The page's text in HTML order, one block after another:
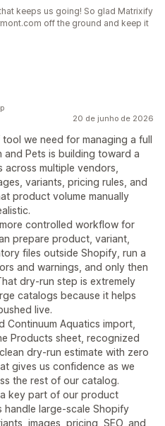
keeps us going! So glad Matrixify
off the ground and keep it
20 de junho de 2026
we need for managing a full
Pets is building toward a
multiple vendors,
variants, pricing rules, and
product volume manually
controlled workflow for
prepare product, variant,
files outside Shopify, run a
and warnings, and only then
dry-run step is extremely
catalogs because it helps
live.
Continuum Aquatics import,
Products sheet, recognized
dry-run estimate with zero
gives us confidence as we
the rest of our catalog.
key part of our product
handle large-scale Shopify
images, pricing, SEO, and